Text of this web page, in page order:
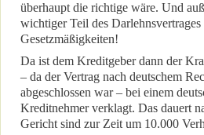
überhaupt die richtige wäre. Und
wichtiger Teil des Darlehnsvertrages
Gesetzmäßigkeiten!
Da ist dem Kreditgeber dann der
– da der Vertrag nach deutschem
abgeschlossen war – bei einem
Kreditnehmer verklagt. Das dauert
Gericht sind zur Zeit um 10.000